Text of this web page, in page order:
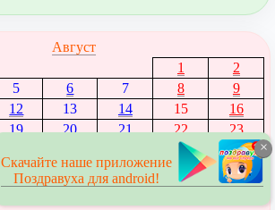
Август
1
2
5 6 7 8
9
12 13 14 15
16
19 20 21 22
23
29
30
← Июль|Сентябрь →
×
Скачайте наше приложение
Поздравуха для android!